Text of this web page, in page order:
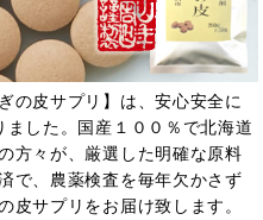
の皮サプリ】は、安心安全に
した。国産１００％で北海道
方々が、厳選した明確な原料
で、農薬検査を毎年欠かさず
皮サプリをお届け致します。